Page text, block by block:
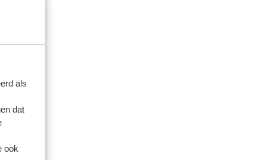
als
dat
ook